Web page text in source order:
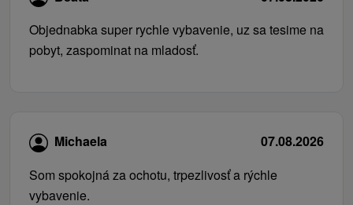
Objednabka super rychle vybavenie, uz sa tesime na
pobyt, zaspominat na mladosť.
Michaela
07.08.2026
Som spokojná za ochotu, trpezlivosť a rýchle
vybavenie.